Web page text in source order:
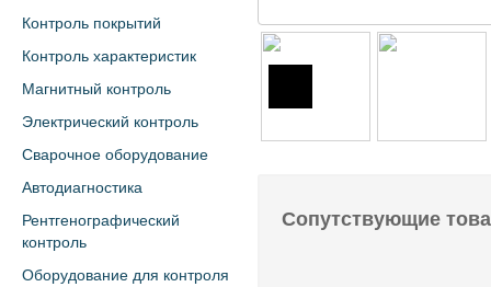
Контроль покрытий
Контроль характеристик
Магнитный контроль
Электрический контроль
Сварочное оборудование
Автодиагностика
Рентгенографический
контроль
Оборудование для контроля
Сопутствующие